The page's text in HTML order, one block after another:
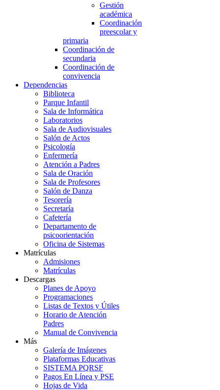
Gestión
académica
Coordinación
preescolar y
primaria
Coordinación de
secundaria
Coordinación de
convivencia
Dependencias
Biblioteca
Parque Infantil
Sala de Informática
Laboratorios
Sala de Audiovisuales
Salón de Actos
Psicología
Enfermería
Atención a Padres
Sala de Oración
Sala de Profesores
Salón de Danza
Tesorería
Secretaría
Cafetería
Departamento de
psicoorientación
Oficina de Sistemas
Matrículas
Admisiones
Matrículas
Descargas
Planes de Apoyo
Programaciones
Listas de Textos y Útiles
Horario de Atención
Padres
Manual de Convivencia
Más
Galería de Imágenes
Plataformas Educativas
SISTEMA PQRSF
Pagos En Línea y PSE
Hojas de Vida